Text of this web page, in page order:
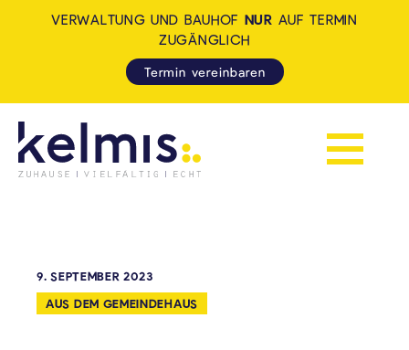
Navigation
VERWALTUNG UND BAUHOF NUR AUF TERMIN
ZUGÄNGLICH
Termin vereinbaren
9. SEPTEMBER 2023
AUS DEM GEMEINDEHAUS